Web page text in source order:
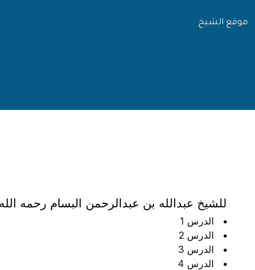
موقع الشيخ
للشيخ عبدالله بن عبدالرحمن البسام رحمه الله
الدرس 1
الدرس 2
الدرس 3
الدرس 4